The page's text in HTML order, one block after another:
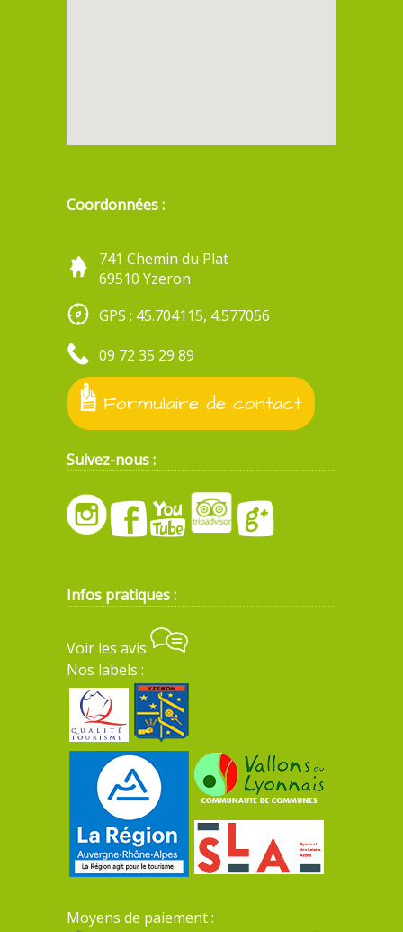
Coordonnées :
741 Chemin du Plat
69510 Yzeron
GPS : 45.704115, 4.577056
09 72 35 29 89
Formulaire de contact
Suivez-nous :
Infos pratiques :
Voir les avis
Nos labels :
Moyens de paiement :